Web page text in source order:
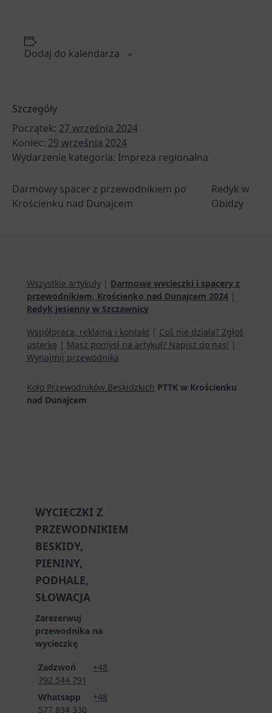
Dodaj do kalendarza
Szczegóły
Początek: 27 września 2024
Koniec: 29 września 2024
Wydarzenie kategoria: Impreza regionalna
Darmowy spacer z przewodnikiem po
Krościenku nad Dunajcem
Redyk w
Obidzy
Wszystkie artykuły | Darmowe wycieczki i spacery z
przewodnikiem, Krościenko nad Dunajcem 2024 |
Redyk jesienny w Szczawnicy
Współpraca, reklama i kontakt | Coś nie działa? Zgłoś
usterkę | Masz pomysł na artykuł? Napisz do nas! |
Wynajmij przewodnika
Koło Przewodników Beskidzkich PTTK w Krościenku
nad Dunajcem
WYCIECZKI Z
PRZEWODNIKIEM
BESKIDY,
PIENINY,
PODHALE,
SŁOWACJA
Zarezerwuj
przewodnika na
wycieczkę
Zadzwoń +48
792 544 791
Whatsapp +48
577 834 330